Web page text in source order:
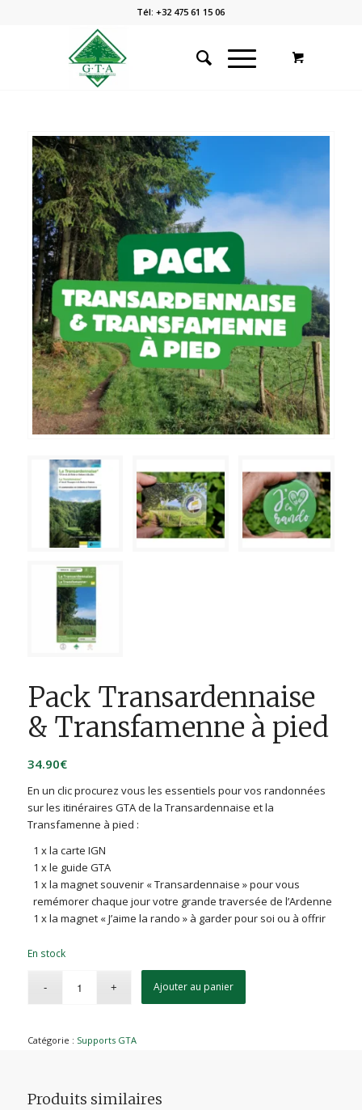
Tél: +32 475 61 15 06
Pack Transardennaise
& Transfamenne à pied
34.90€
En un clic procurez vous les essentiels pour vos randonnées
sur les itinéraires GTA de la Transardennaise et la
Transfamenne à pied :
1 x la carte IGN
1 x le guide GTA
1 x la magnet souvenir « Transardennaise » pour vous
remémorer chaque jour votre grande traversée de l’Ardenne
1 x la magnet « J’aime la rando » à garder pour soi ou à offrir
En stock
Ajouter au panier
Catégorie : Supports GTA
Produits similaires